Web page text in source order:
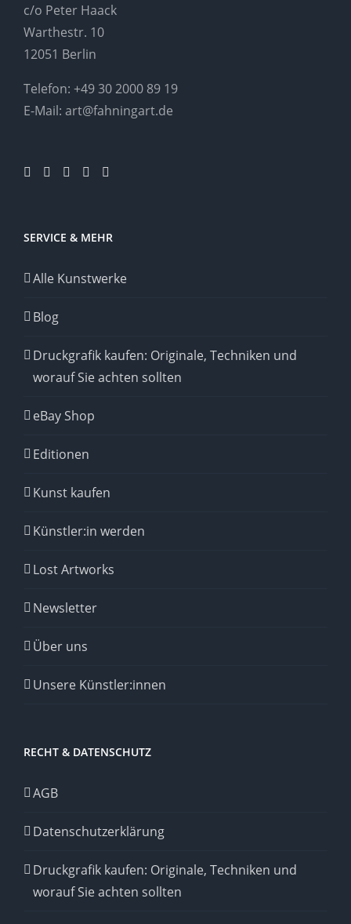
c/o Peter Haack
Warthestr. 10
12051 Berlin
Telefon: +49 30 2000 89 19
E-Mail: art@fahningart.de
SERVICE & MEHR
Alle Kunstwerke
Blog
Druckgrafik kaufen: Originale, Techniken und
worauf Sie achten sollten
eBay Shop
Editionen
Kunst kaufen
Künstler:in werden
Lost Artworks
Newsletter
Über uns
Unsere Künstler:innen
RECHT & DATENSCHUTZ
AGB
Datenschutzerklärung
Druckgrafik kaufen: Originale, Techniken und
worauf Sie achten sollten